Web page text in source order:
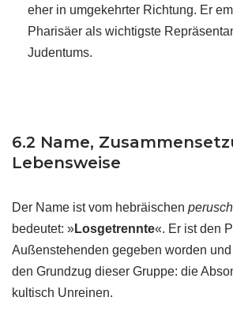
eher in umgekehrter Richtung. Er
Pharisäer als wichtigste
Judentums.
6.2 Name,
Lebensweise
Der Name ist vom hebräischen
bedeutet: »Losgetrennte«. Er ist den
Außenstehenden gegeben worden
den Grundzug dieser Gruppe: die
kultisch Unreinen.